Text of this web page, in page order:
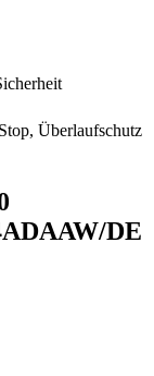
Überlaufschutz
DE